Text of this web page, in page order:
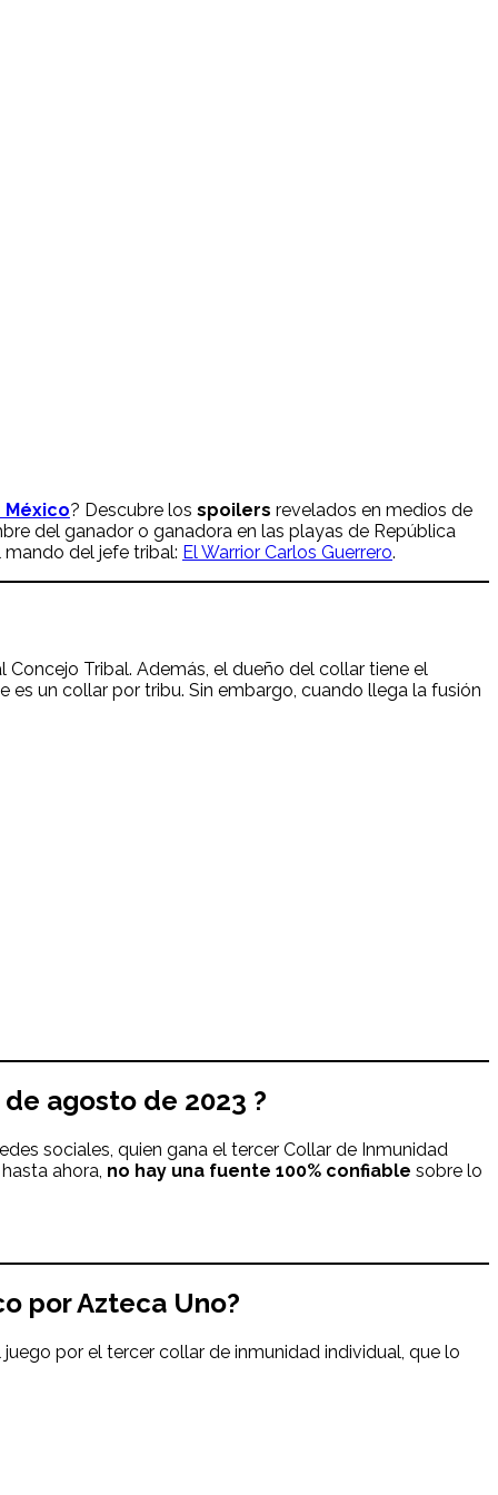
México? Descubre los spoilers revelados en medios de
del ganador o ganadora en las playas de República
mando del jefe tribal: El Warrior Carlos Guerrero.
Tribal. Además, el dueño del collar tiene el
un collar por tribu. Sin embargo, cuando llega la fusión
de agosto de 2023 ?
sociales, quien gana el tercer Collar de Inmunidad
ahora, no hay una fuente 100% confiable sobre lo
por Azteca Uno?
por el tercer collar de inmunidad individual, que lo